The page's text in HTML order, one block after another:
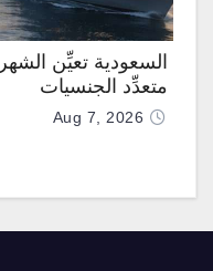
السعودية تعيِّن
متعدِّد الجنسيات
Aug 7, 2026